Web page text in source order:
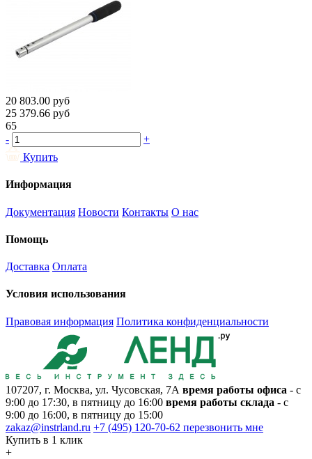
20 803.00 руб
25 379.66 руб
65
-
+
Купить
Информация
Документация Новости Контакты О нас
Помощь
Доставка Оплата
Условия использования
Правовая информация Политика конфиденциальности
107207, г. Москва, ул. Чусовская, 7А время работы офиса - с
9:00 до 17:30, в пятницу до 16:00 время работы склада - с
9:00 до 16:00, в пятницу до 15:00
zakaz@instrland.ru +7 (495) 120-70-62 перезвонить мне
Купить в 1 клик
+